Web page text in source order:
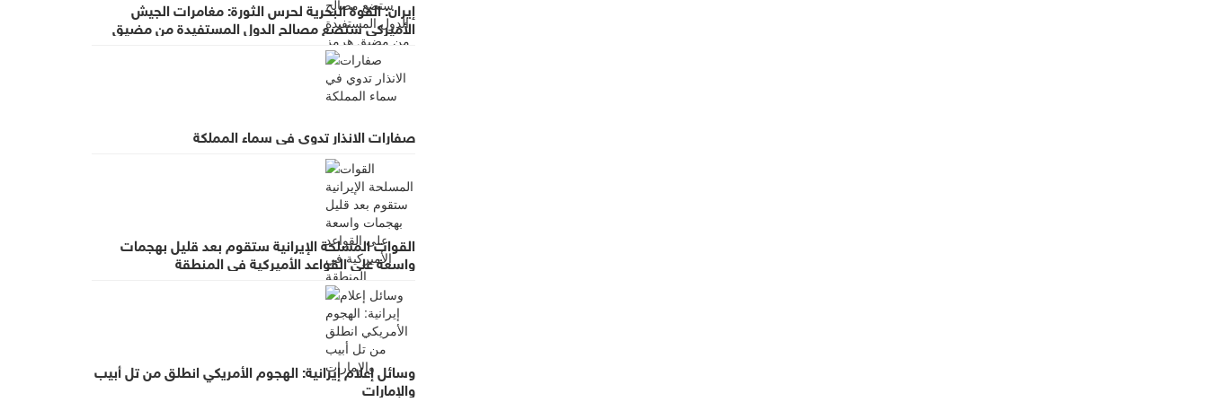
إيران: القوة البحرية لحرس الثورة: مغامرات الجيش
الأميركي ستضع مصالح الدول المستفيدة من مضيق
هرمز في خطر حقيقي
صفارات الانذار تدوي في سماء المملكة
القوات المسلحة الإيرانية ستقوم بعد قليل بهجمات
واسعة على القواعد الأميركية في المنطقة
وسائل إعلام إيرانية: الهجوم الأمريكي انطلق من تل أبيب
والإمارات